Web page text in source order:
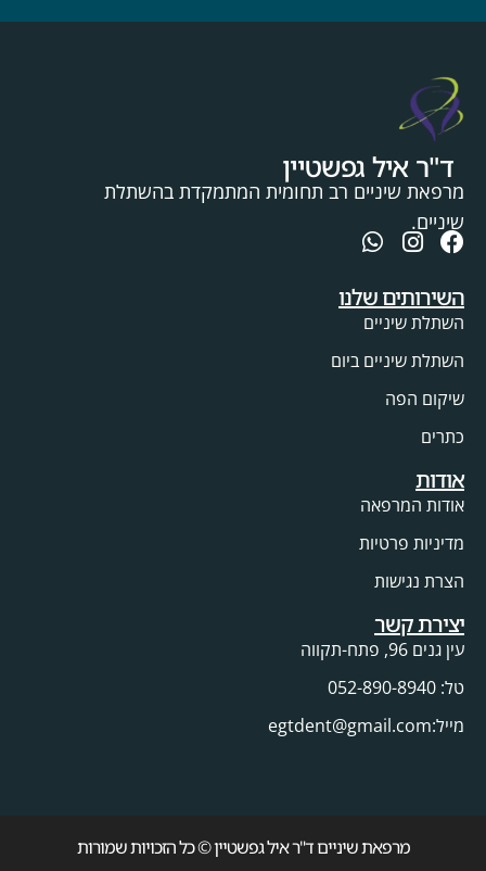
ד"ר איל גפשטיין
מרפאת שיניים רב תחומית המתמקדת בהשתלת
שיניים.
השירותים שלנו
השתלת שיניים
השתלת שיניים ביום
שיקום הפה
כתרים
אודות
אודות המרפאה
מדיניות פרטיות
הצרת נגישות
יצירת קשר
עין גנים 96, פתח-תקווה
טל: 052-890-8940
מייל:egtdent@gmail.com
מרפאת שיניים ד"ר איל גפשטיין © כל הזכויות שמורות